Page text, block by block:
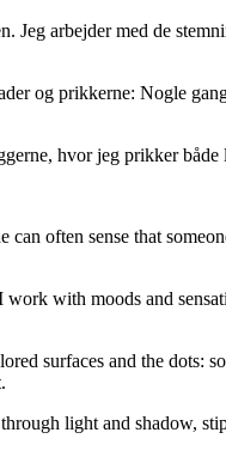
arbejder med de
og prikkerne: Nogle
hvor jeg prikker både
often sense that
with moods and
surfaces and the dots:
light and shadow,